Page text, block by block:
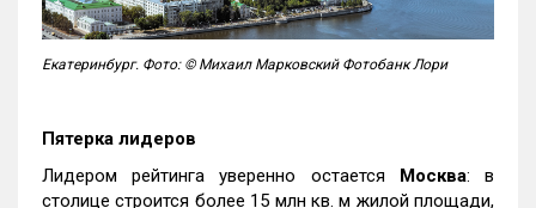
Екатеринбург. Фото: © Михаил Марковский Фотобанк Лори
Пятерка лидеров
Лидером рейтинга уверенно остается Москва: в
столице строится более 15 млн кв. м жилой площади,